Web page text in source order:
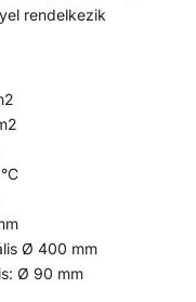
rendelkezik
Ø 400 mm
Ø 90 mm